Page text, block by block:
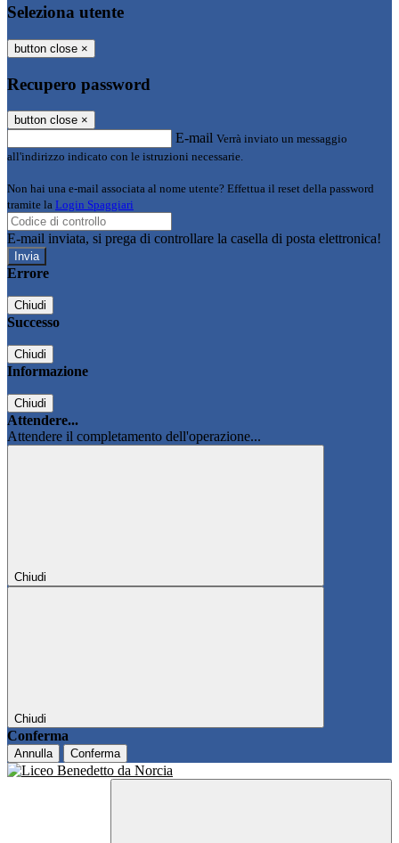
Seleziona utente
button close ×
Recupero password
button close ×
E-mail Verrà inviato un messaggio
all'indirizzo indicato con le istruzioni necessarie.
Non hai una e-mail associata al nome utente? Effettua il reset della password
tramite la Login Spaggiari
E-mail inviata, si prega di controllare la casella di posta elettronica!
Errore
Chiudi
Successo
Chiudi
Informazione
Chiudi
Attendere...
Attendere il completamento dell'operazione...
Chiudi
Chiudi
Conferma
Annulla Conferma